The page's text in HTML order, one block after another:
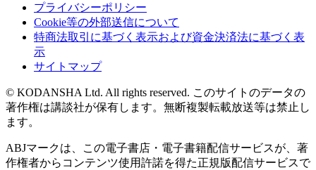
プライバシーポリシー
Cookie等の外部送信について
特商法取引に基づく表示および資金決済法に基づく表
示
サイトマップ
© KODANSHA Ltd. All rights reserved. このサイトのデータの
著作権は講談社が保有します。無断複製転載放送等は禁止し
ます。
ABJマークは、この電子書店・電子書籍配信サービスが、著
作権者からコンテンツ使用許諾を得た正規版配信サービスで